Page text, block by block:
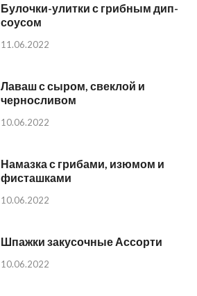
Булочки-улитки с грибным дип-
соусом
11.06.2022
Лаваш с сыром, свеклой и
черносливом
10.06.2022
Намазка с грибами, изюмом и
фисташками
10.06.2022
Шпажки закусочные Ассорти
10.06.2022